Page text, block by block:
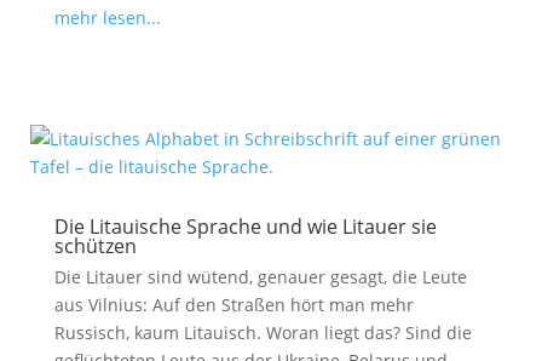
mehr lesen...
Die Litauische Sprache und wie Litauer sie
schützen
Die Litauer sind wütend, genauer gesagt, die Leute
aus Vilnius: Auf den Straßen hört man mehr
Russisch, kaum Litauisch. Woran liegt das? Sind die